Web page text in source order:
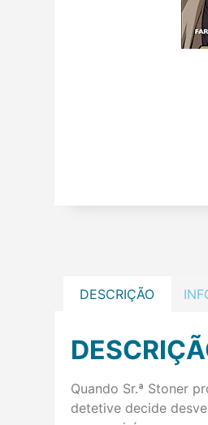
DESCRIÇÃO
Quando Sr.ª Stoner
detetive decide